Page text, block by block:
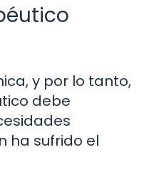
y por lo tanto,
debe
ha sufrido el